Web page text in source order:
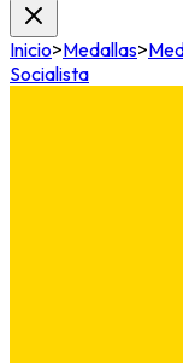
Inicio>Medallas>
Socialista